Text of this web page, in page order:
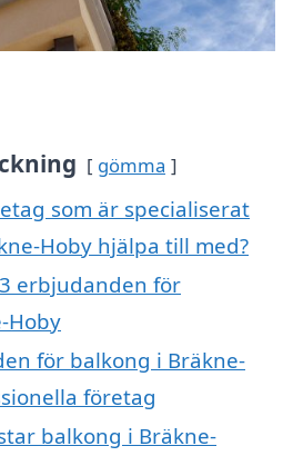
gömma
som är specialiserat
Hoby hjälpa till med?
erbjudanden för
Hoby
för balkong i Bräkne-
företag
balkong i Bräkne-